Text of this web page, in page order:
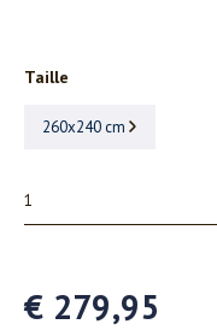
Taille
260x240 cm
€ 279,95